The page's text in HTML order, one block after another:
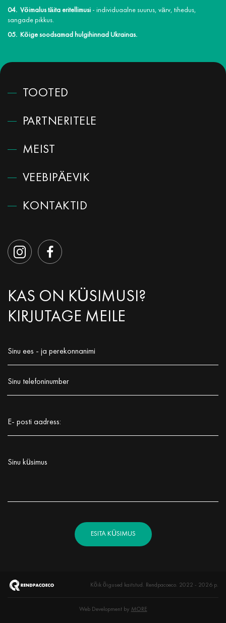
Võimalus täita eritellimusi- individuaalne suurus, värv, tihedus,
sangade pikkus.
Kõige soodsamad hulgihinnad Ukrainas.
TOOTED
PARTNERITELE
MEIST
VEEBIPÄEVIK
КОNTAKTID
KAS ON KÜSIMUSI?
KIRJUTAGE MEILE
Sinu ees - ja perekonnanimi
Sinu telefoninumber
E- posti aadress:
Sinu küsimus
ESITA KÜSIMUS
Kõik õigused kaitstud. Rendpacoeco. 2022 - 2026 р.
Web Development by MORE